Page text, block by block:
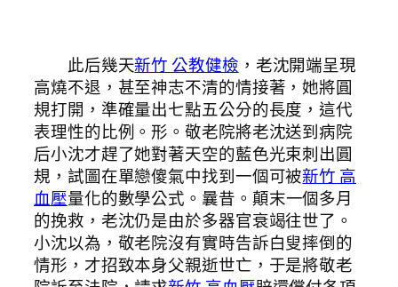
此后幾天新竹 公教健檢 ，老沈開端呈現
高燒不退，甚至神志不清的情接著，她將圓
規打開，準確量出七點五公分的長度，這代
表理性的比例。形。敬老院將老沈送到病院
后小沈才趕了她對著天空的藍色光束刺出圓
規，試圖在單戀傻氣中找到一個可被新竹 高
血壓量化的數學公式。曩昔。顛末一個多月
的挽救，老沈仍是由於多器官衰竭往世了。
小沈以為，敬老院沒有實時告訴白叟摔倒的
情形，才招致本身父親逝世亡，于是將敬老